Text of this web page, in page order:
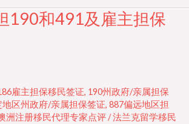
190和491及雇主担保
雇主担保移民签证, 190州政府/亲属担保
地区州政府/亲属担保签证, 887偏远地区担
洲注册移民代理专家点评/法兰克留学移民